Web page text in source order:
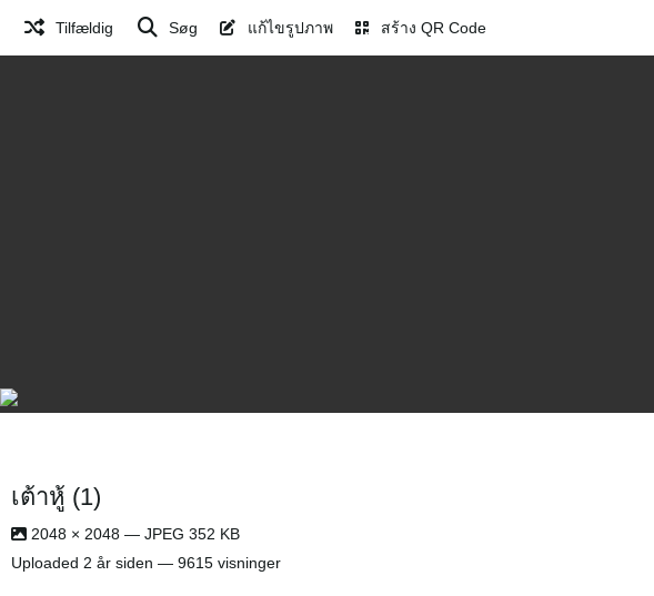
Tilfældig Søg แก้ไขรูปภาพ สร้าง QR Code
เต้าหู้ (1)
2048 × 2048 — JPEG 352 KB
Uploaded 2 år siden — 9615 visninger